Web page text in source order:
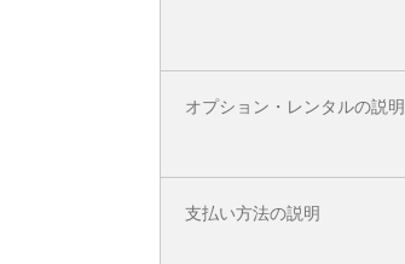
オプション・レンタルの説明
支払い方法の説明